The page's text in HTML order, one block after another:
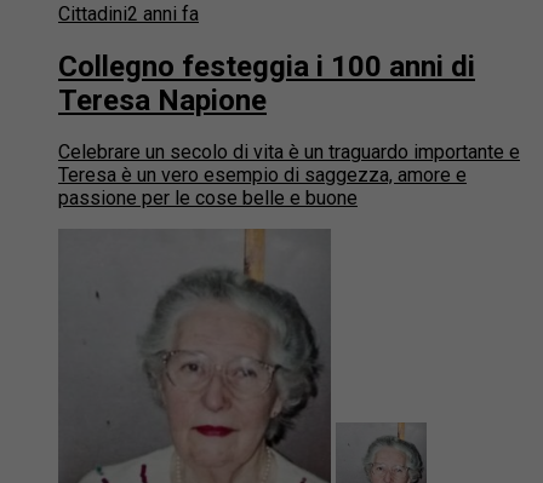
Cittadini2 anni fa
Collegno festeggia i 100 anni di
Teresa Napione
Celebrare un secolo di vita è un traguardo importante e
Teresa è un vero esempio di saggezza, amore e
passione per le cose belle e buone